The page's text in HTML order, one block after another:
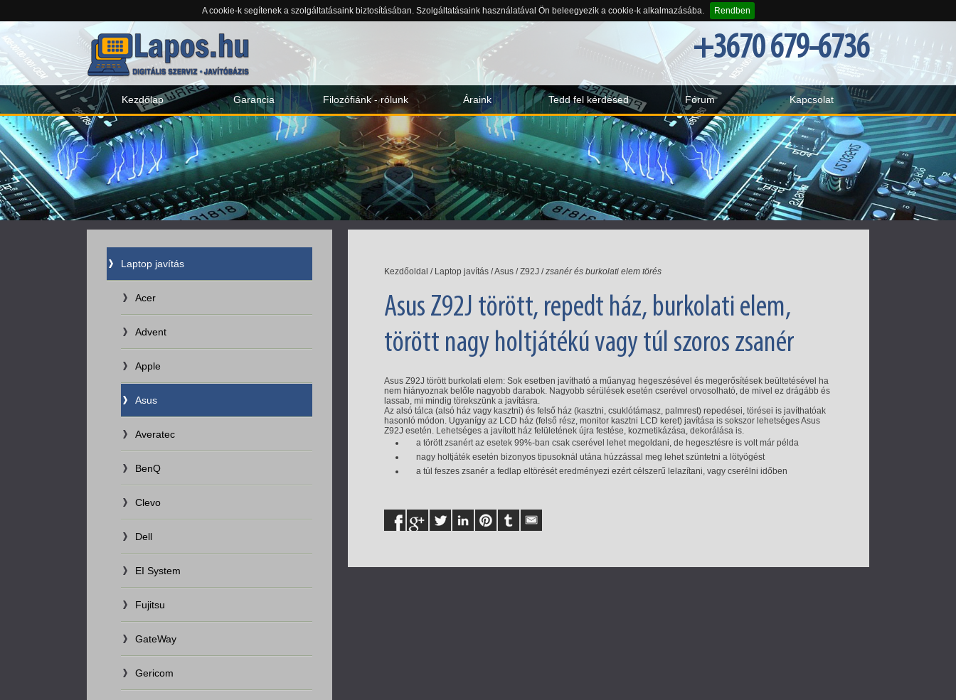
A cookie-k segítenek a szolgáltatásaink biztosításában. Szolgáltatásaink használatával Ön beleegyezik a cookie-k alkalmazásába. Rendben
+3670 679-6736
Kezdőlap Garancia Filozófiánk - rólunk Áraink Tedd fel kérdésed Fórum Kapcsolat
Laptop javítás
Acer
Advent
Apple
Asus
Averatec
BenQ
Clevo
Dell
EI System
Fujitsu
GateWay
Gericom
Kezdőoldal / Laptop javítás/Asus/Z92J /zsanér és burkolati elem törés
Asus Z92J törött, repedt ház, burkolati elem,
törött nagy holtjátékú vagy túl szoros zsanér
Asus Z92J törött burkolati elem: Sok esetben javítható a műanyag hegeszésével és megerősítések beültetésével ha
nem hiányoznak belőle nagyobb darabok. Nagyobb sérülések esetén cserével orvosolható, de mivel ez drágább és
lassab, mi mindig törekszünk a javításra.
Az alsó tálca (alsó ház vagy kasztni) és felső ház (kasztni, csuklótámasz, palmrest) repedései, törései is javíthatóak
hasonló módon. Ugyanígy az LCD ház (felső rész, monitor kasztni LCD keret) javítása is sokszor lehetséges Asus
Z92J esetén. Lehetséges a javított ház felületének újra festése, kozmetikázása, dekorálása is.
a törött zsanért az esetek 99%-ban csak cserével lehet megoldani, de hegesztésre is volt már példa
nagy holtjáték esetén bizonyos tipusoknál utána húzzással meg lehet szüntetni a lötyögést
a túl feszes zsanér a fedlap eltörését eredményezi ezért célszerű lelazítani, vagy cserélni időben